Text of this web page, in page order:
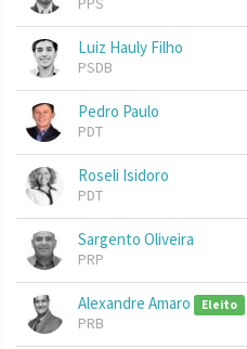
Luiz Hauly Filho
PSDB
Pedro Paulo
PDT
Roseli Isidoro
PDT
Sargento Oliveira
PRP
Alexandre Amaro Eleito
PRB